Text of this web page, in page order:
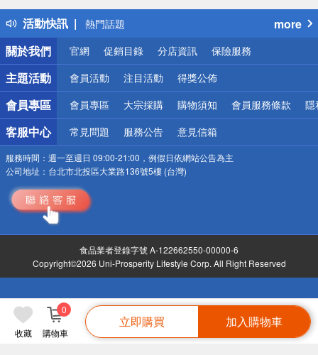
收藏 購物車
0
立即購買 加入購物車
活動快訊
得獎公告
熱門話題
銀行優惠
偏遠地區配送
詐騙網頁！請小心！
more
關於我們
官網 促銷目錄 分店資訊 保險服務
主題活動 會員活動 注目活動 得獎公佈
會員專區 會員專區 大宗採購 購物須知 會員服務條款 隱
客服中心 常見問題 服務公告 意見信箱
服務時間： 週一至週日 09:00-21:00，例假日依網站公告為主
公司地址： 台北市北投區大業路136號5樓 (台灣)
食品業者登錄字號 A-122662550-00000-6
Copyright©2026 Uni-Prosperity Lifestyle Corp. All Right Reserved